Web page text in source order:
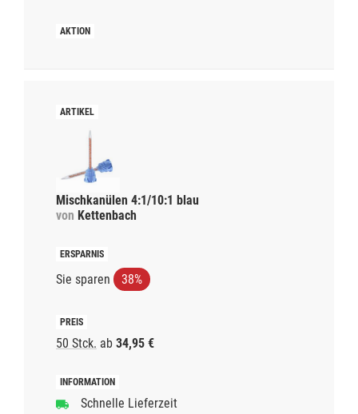
Mischkanülen 4:1/10:1 blau
von Kettenbach
Sie sparen 38%
50 Stck. ab 34,95 €
Schnelle Lieferzeit